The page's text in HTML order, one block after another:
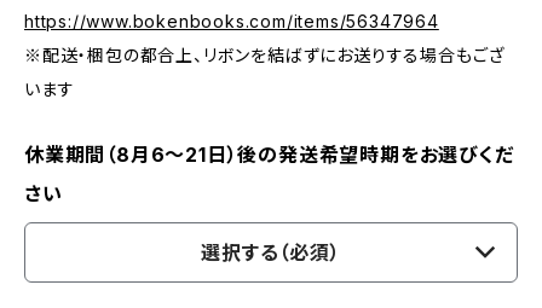
https://www.bokenbooks.com/items/56347964
※配送・梱包の都合上、リボンを結ばずにお送りする場合もござ
います
休業期間（8月6〜21日）後の発送希望時期をお選びくだ
さい
選択する（必須）